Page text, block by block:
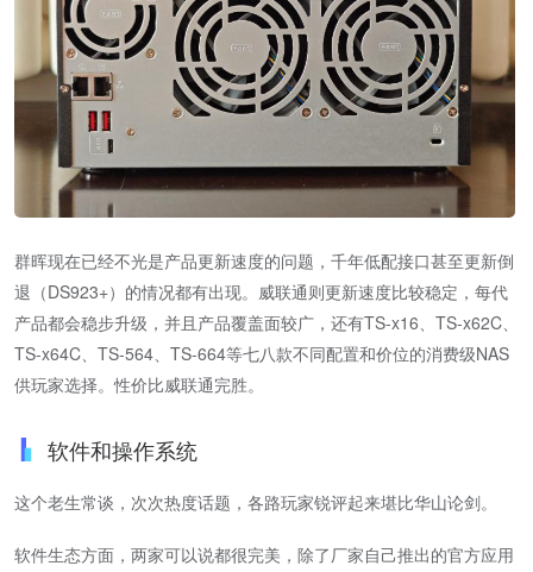
群晖现在已经不光是产品更新速度的问题，千年低配接口甚至更新倒
退（DS923+）的情况都有出现。威联通则更新速度比较稳定，每代
产品都会稳步升级，并且产品覆盖面较广，还有TS-x16、TS-x62C、
TS-x64C、TS-564、TS-664等七八款不同配置和价位的消费级NAS
供玩家选择。性价比威联通完胜。
软件和操作系统
这个老生常谈，次次热度话题，各路玩家锐评起来堪比华山论剑。
软件生态方面，两家可以说都很完美，除了厂家自己推出的官方应用